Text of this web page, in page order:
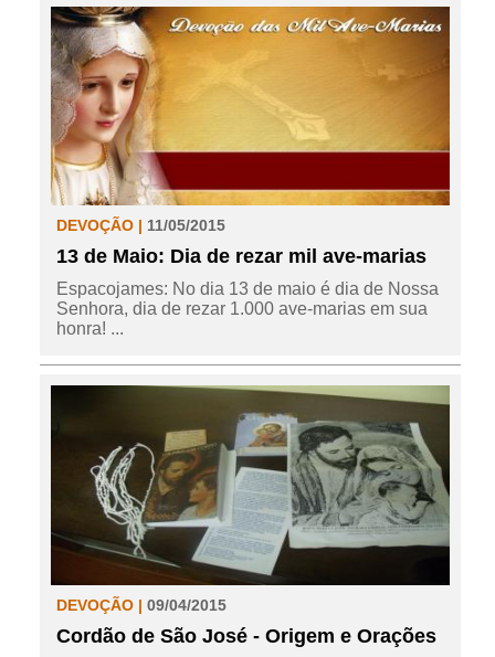
DEVOÇÃO | 11/05/2015
13 de Maio: Dia de rezar mil ave-marias
Espacojames: No dia 13 de maio é dia de Nossa
Senhora, dia de rezar 1.000 ave-marias em sua
honra! ...
DEVOÇÃO | 09/04/2015
Cordão de São José - Origem e Orações